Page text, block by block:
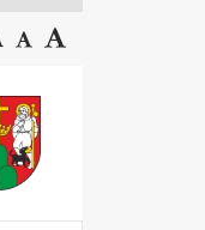
pomiędzy
Zmniejsz czcionkę
Domyślny rozmiar